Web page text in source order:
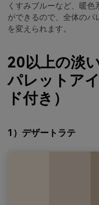
くすみブルーなど、暖色
ができるので、全体のパ
を変えられます。
20以上の淡
パレットア
ド付き）
1）デザートラテ